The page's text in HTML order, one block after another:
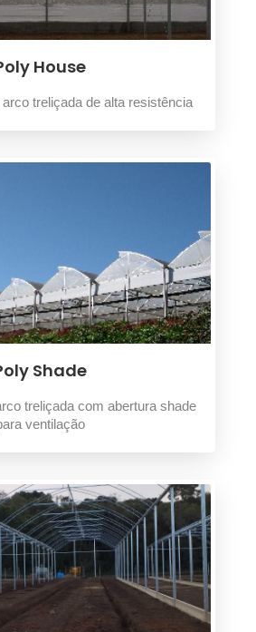
House
treliçada de alta resistência
Shade
treliçada com abertura shade
ventilação